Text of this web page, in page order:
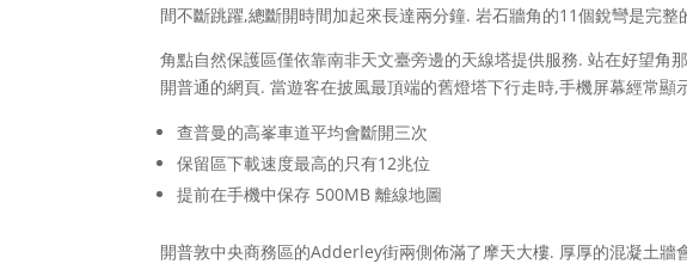
間不斷跳躍,總斷開時間加起來長達兩分鐘. 岩石牆角的11個銳彎是完整
角點自然保護區僅依靠南非天文臺旁邊的天線塔提供服務. 站在好望角
開普通的網頁. 當遊客在披風最頂端的舊燈塔下行走時,手機屏幕經常顯
查普曼的高峯車道平均會斷開三次
保留區下載速度最高的只有12兆位
提前在手機中保存 500MB 離線地圖
開普敦中央商務區的Adderley街兩側佈滿了摩天大樓. 厚厚的混凝土牆